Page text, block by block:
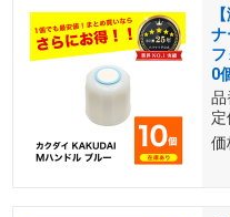
ナ
0
品
定
価